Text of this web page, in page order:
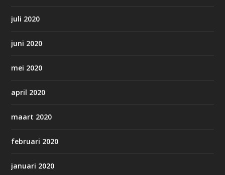
juli 2020
juni 2020
mei 2020
april 2020
maart 2020
februari 2020
januari 2020